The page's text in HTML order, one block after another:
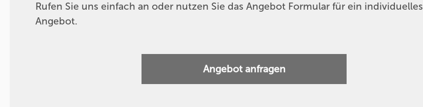
Rufen Sie uns einfach an oder nutzen Sie das Angebot Formular für ein individuelles
Angebot.
Angebot anfragen